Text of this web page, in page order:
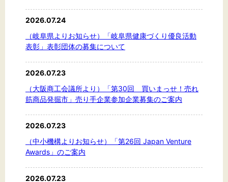
2026.07.24
（岐阜県よりお知らせ）「岐阜県健康づくり優良活動
表彰」表彰団体の募集について
2026.07.23
（大阪商工会議所より）「第30回 買いまっせ！売れ
筋商品発掘市」売り手企業参加企業募集のご案内
2026.07.23
（中小機構よりお知らせ）「第26回 Japan Venture
Awards」のご案内
2026.07.23